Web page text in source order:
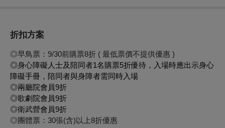
折扣方案
◎早鳥票：9/30前購票8折 ( 最低票價不提供優惠 )
◎身心障礙人士及陪同者1名購票5折優待，入場時應出示身心
障礙手冊，陪同者與身障者需同時入場
◎兩廳院會員9折
◎歌劇院會員9折
◎衛武營會員9折
◎團體票：30張(含)以上8折優惠